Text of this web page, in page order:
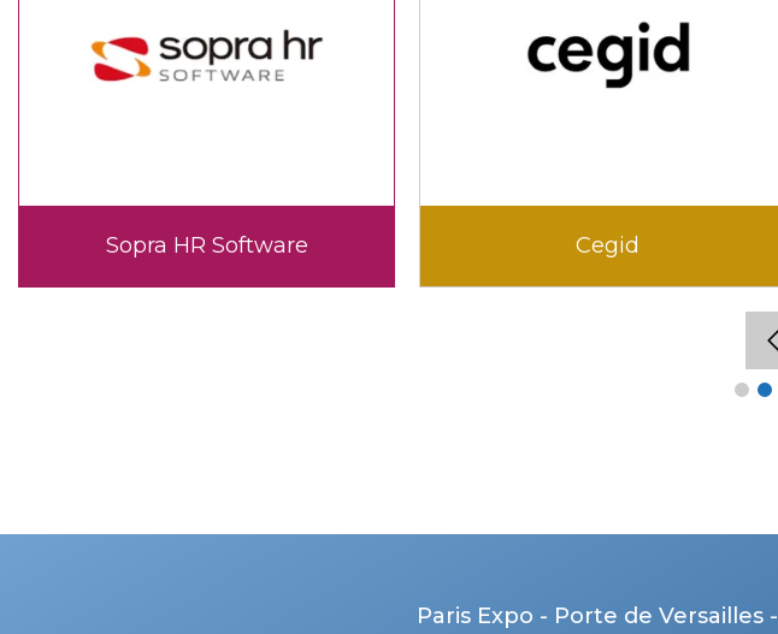
Sopra HR Software Cegid
Paris Expo - Porte de Versailles -